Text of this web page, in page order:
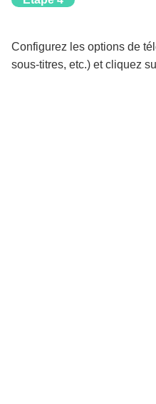
Configurez les options de
sous-titres, etc.) et cliquez